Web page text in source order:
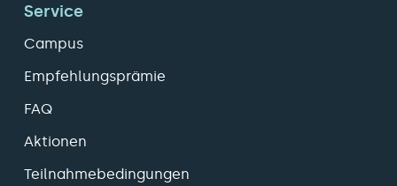
Service
Campus
Empfehlungsprämie
FAQ
Aktionen
Teilnahmebedingungen